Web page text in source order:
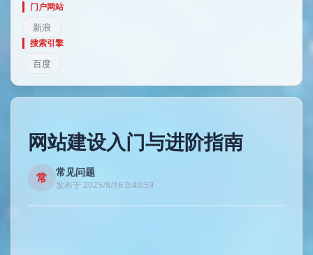
门户网站
新浪
搜索引擎
百度
网站建设入门与进阶指南
常 常见问题
发布于 2025/8/16 0:40:59